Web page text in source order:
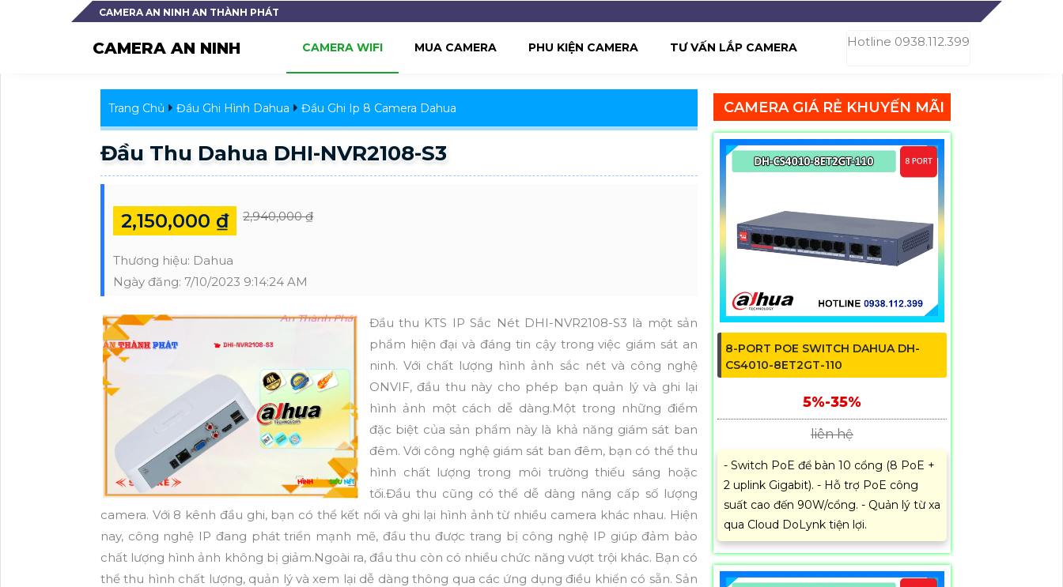
CAMERA AN NINH AN THÀNH PHÁT
CAMERA AN NINH Hotline 0938.112.399
CAMERA WIFI MUA CAMERA PHU KIỆN CAMERA TƯ VẤN LẮP CAMERA
Trang Chủ Đầu Ghi Hình Dahua Đầu Ghi Ip 8 Camera Dahua
Đầu Thu Dahua DHI-NVR2108-S3
2,150,000 ₫ 2,940,000 ₫
Thương hiệu: Dahua
Ngày đăng: 7/10/2023 9:14:24 AM
Đầu thu KTS IP Sắc Nét DHI-NVR2108-S3 là một sản
phẩm hiện đại và đáng tin cậy trong việc giám sát an
ninh. Với chất lượng hình ảnh sắc nét và công nghệ
ONVIF, đầu thu này cho phép bạn quản lý và ghi lại
hình ảnh một cách dễ dàng.Một trong những điểm
đặc biệt của sản phẩm này là khả năng giám sát ban
đêm. Với công nghệ giám sát ban đêm, bạn có thể thu
hình chất lượng trong môi trường thiếu sáng hoặc
tối.Đầu thu cũng có thể dễ dàng nâng cấp số lượng
camera. Với 8 kênh đầu ghi, bạn có thể kết nối và ghi lại hình ảnh từ nhiều camera khác nhau. Hiện
nay, công nghệ IP đang phát triển mạnh mẽ, đầu thu được trang bị công nghệ IP giúp đảm bảo
chất lượng hình ảnh không bị giảm.Ngoài ra, đầu thu còn có nhiều chức năng vượt trội khác. Bạn có
thể thu hình chất lượng, quản lý và xem lại dễ dàng thông qua các ứng dụng điều khiển có sẵn. Sản
CAMERA GIÁ RẺ KHUYẾN MÃI
8-PORT POE SWITCH DAHUA DH-
CS4010-8ET2GT-110
5%-35%
liên hệ
- Switch PoE để bàn 10 cổng (8 PoE +
2 uplink Gigabit). - Hỗ trợ PoE công
suất cao đến 90W/cổng. - Quản lý từ xa
qua Cloud DoLynk tiện lợi.